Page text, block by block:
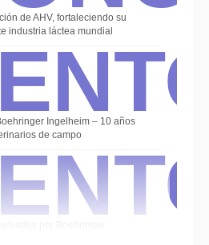
de AHV, fortaleciendo su
industria láctea mundial
Ingelheim – 10 años
de campo